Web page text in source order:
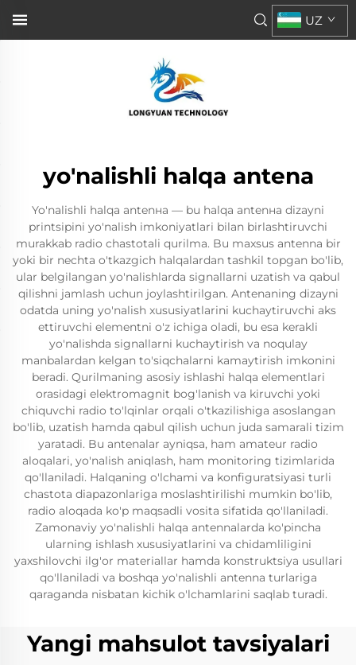
UZ
yo'nalishli halqa antena
Yo'nalishli halqa antenна — bu halqa antenна dizayni
printsipini yo'nalish imkoniyatlari bilan birlashtiruvchi
murakkab radio chastotali qurilma. Bu maxsus antenna bir
yoki bir nechta o'tkazgich halqalardan tashkil topgan bo'lib,
ular belgilangan yo'nalishlarda signallarni uzatish va qabul
qilishni jamlash uchun joylashtirilgan. Antenaning dizayni
odatda uning yo'nalish xususiyatlarini kuchaytiruvchi aks
ettiruvchi elementni o'z ichiga oladi, bu esa kerakli
yo'nalishda signallarni kuchaytirish va noqulay
manbalardan kelgan to'siqchalarni kamaytirish imkonini
beradi. Qurilmaning asosiy ishlashi halqa elementlari
orasidagi elektromagnit bog'lanish va kiruvchi yoki
chiquvchi radio to'lqinlar orqali o'tkazilishiga asoslangan
bo'lib, uzatish hamda qabul qilish uchun juda samarali tizim
yaratadi. Bu antenalar ayniqsa, ham amateur radio
aloqalari, yo'nalish aniqlash, ham monitoring tizimlarida
qo'llaniladi. Halqaning o'lchami va konfiguratsiyasi turli
chastota diapazonlariga moslashtirilishi mumkin bo'lib,
radio aloqada ko'p maqsadli vosita sifatida qo'llaniladi.
Zamonaviy yo'nalishli halqa antennalarda ko'pincha
ularning ishlash xususiyatlarini va chidamliligini
yaxshilovchi ilg'or materiallar hamda konstruktsiya usullari
qo'llaniladi va boshqa yo'nalishli antenna turlariga
qaraganda nisbatan kichik o'lchamlarini saqlab turadi.
Yangi mahsulot tavsiyalari